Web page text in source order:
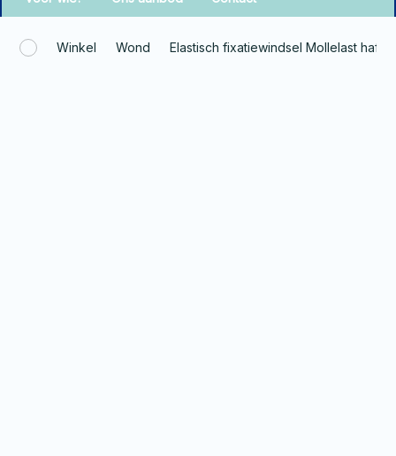
Winkel Wond Elastisch fixatiewindsel Mollelast haft